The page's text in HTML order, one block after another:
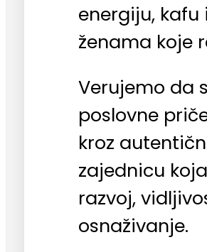
energiju, kafu
ženama koje
Verujemo da
poslovne
kroz
zajednicu
razvoj,
osnaživanje.